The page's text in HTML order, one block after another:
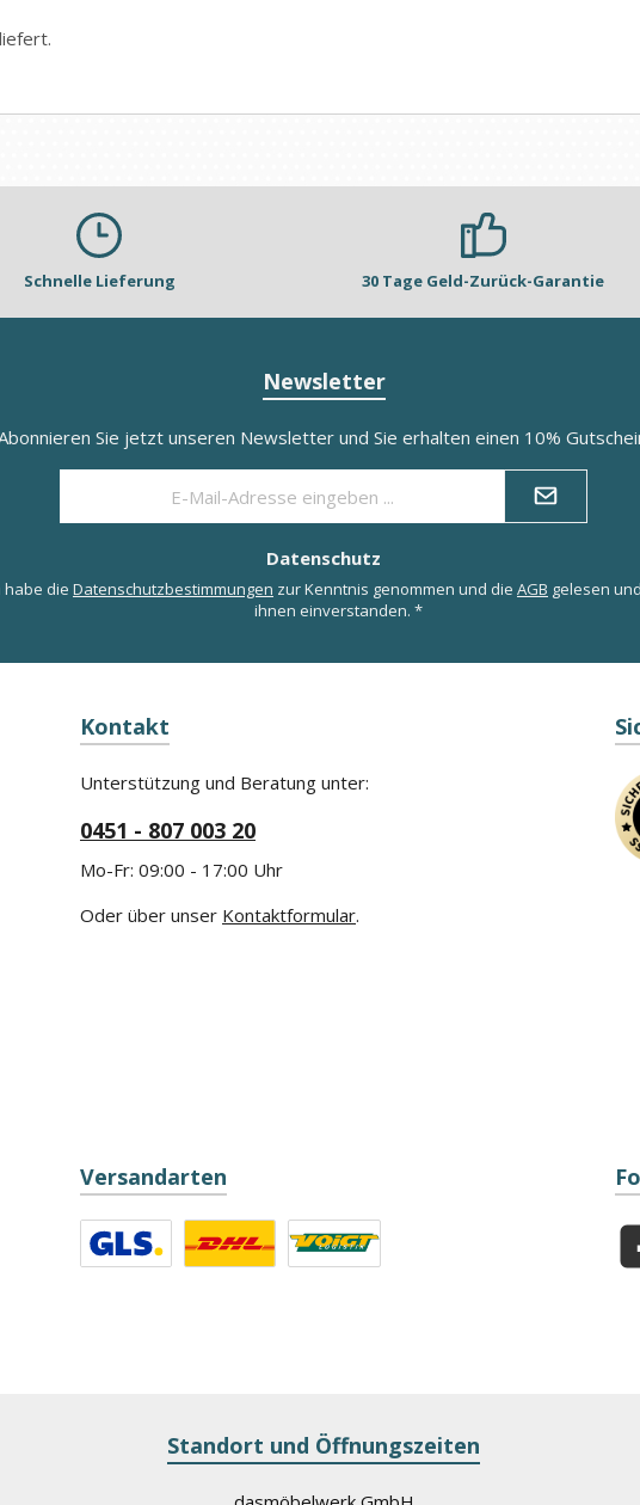
Schnelle Lieferung 30 Tage Geld-Zurück-Garantie
Newsletter
Sie jetzt unseren Newsletter und Sie erhalten einen 10%
Datenschutz
habe die Datenschutzbestimmungen zur Kenntnis genommen und die AGB gelesen
ihnen einverstanden. *
Kontakt
Unterstützung und Beratung unter:
0451 - 807 003 20
Mo-Fr: 09:00 - 17:00 Uhr
Oder über unser Kontaktformular.
Versandarten
Standort und Öffnungszeiten